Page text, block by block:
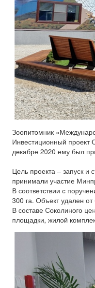
Зоопитомник
Инвестиционный проект
декабре 2020 ему был
Цель проекта – запуск и
принимали участие
В соответствии с
300 га. Объект удален
В составе Соколиного
площадки, жилой